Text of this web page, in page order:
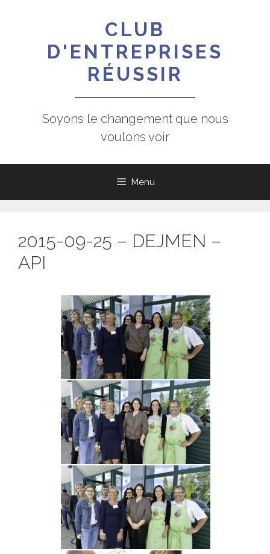
CLUB
D'ENTREPRISES
RÉUSSIR
Soyons le changement que nous
voulons voir
Menu
2015-09-25 – DEJMEN –
API